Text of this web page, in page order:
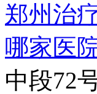
郑州治
哪家医
中段72